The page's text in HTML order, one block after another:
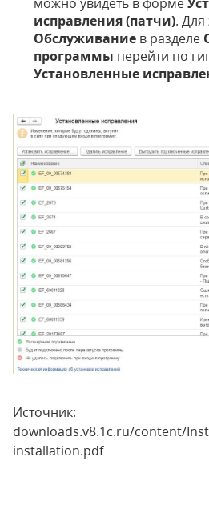
исправления (патчи).
Обслуживание в разделе
программы перейти по
Установленные
Источник:
downloads.v8.1c.ru/content/
installation.pdf